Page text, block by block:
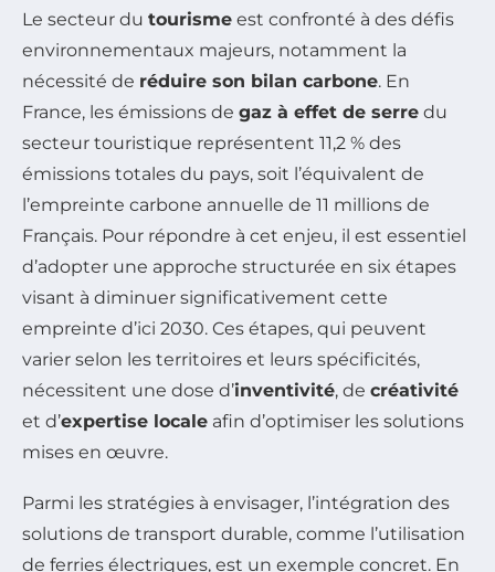
Le secteur du tourisme est confronté à des défis
environnementaux majeurs, notamment la
nécessité de réduire son bilan carbone. En
France, les émissions de gaz à effet de serre du
secteur touristique représentent 11,2 % des
émissions totales du pays, soit l’équivalent de
l’empreinte carbone annuelle de 11 millions de
Français. Pour répondre à cet enjeu, il est essentiel
d’adopter une approche structurée en six étapes
visant à diminuer significativement cette
empreinte d’ici 2030. Ces étapes, qui peuvent
varier selon les territoires et leurs spécificités,
nécessitent une dose d’inventivité, de créativité
et d’expertise locale afin d’optimiser les solutions
mises en œuvre.
Parmi les stratégies à envisager, l’intégration des
solutions de transport durable, comme l’utilisation
de ferries électriques, est un exemple concret. En